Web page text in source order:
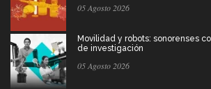
05 Agosto 2026
Movilidad y robots: sonorenses
de investigación
05 Agosto 2026